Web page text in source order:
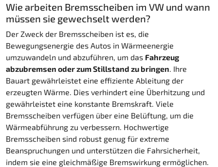
Wie arbeiten Bremsscheiben im VW und wann
müssen sie gewechselt werden?
Der Zweck der Bremsscheiben ist es, die
Bewegungsenergie des Autos in Wärmeenergie
umzuwandeln und abzuführen, um das Fahrzeug
abzubremsen oder zum Stillstand zu bringen . Ihre
Bauart gewährleistet eine effiziente Ableitung der
erzeugten Wärme. Dies verhindert eine Überhitzung und
gewährleistet eine konstante Bremskraft. Viele
Bremsscheiben verfügen über eine Belüftung, um die
Wärmeabführung zu verbessern. Hochwertige
Bremsscheiben sind robust genug für extreme
Beanspruchungen und unterstützen die Fahrsicherheit,
indem sie eine gleichmäßige Bremswirkung ermöglichen.